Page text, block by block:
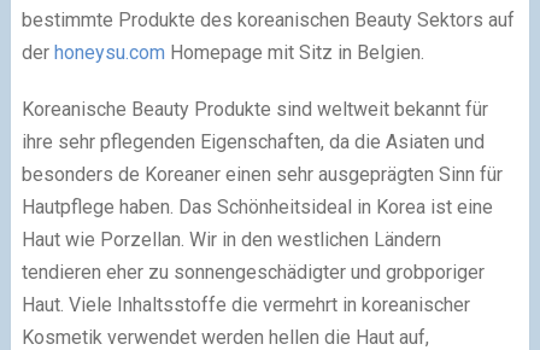
bestimmte Produkte des koreanischen Beauty Sektors auf
der honeysu.com Homepage mit Sitz in Belgien.
Koreanische Beauty Produkte sind weltweit bekannt für
ihre sehr pflegenden Eigenschaften, da die Asiaten und
besonders de Koreaner einen sehr ausgeprägten Sinn für
Hautpflege haben. Das Schönheitsideal in Korea ist eine
Haut wie Porzellan. Wir in den westlichen Ländern
tendieren eher zu sonnengeschädigter und grobporiger
Haut. Viele Inhaltsstoffe die vermehrt in koreanischer
Kosmetik verwendet werden hellen die Haut auf,